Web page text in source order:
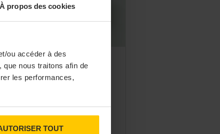
À propos des cookies
ou accéder à des
nous traitons afin de
les performances,
TOUT
Café dévoile des